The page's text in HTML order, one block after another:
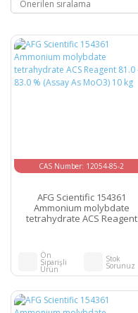
CAS Number: 12054-85-2
AFG Scientific 154361
Ammonium molybdate
tetrahydrate ACS Reagent
Ön
Siparişli
Ürün
Stok
Sorunuz